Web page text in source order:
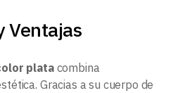
Ventajas
platacombina
Gracias a su cuerpo de